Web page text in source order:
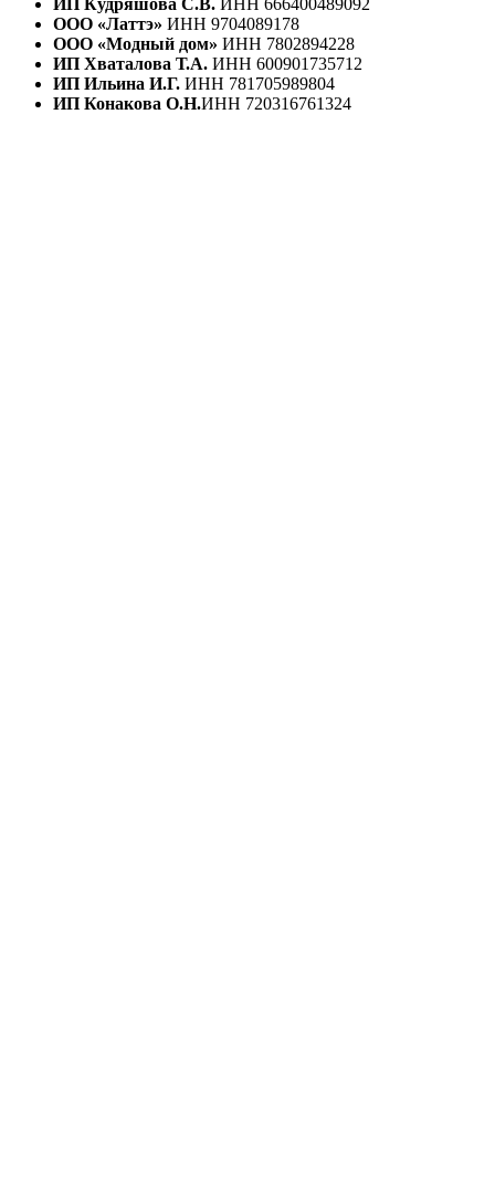
ООО «Латтэ» ИНН 9704089178
ООО «Модный дом» ИНН 7802894228
ИП Хваталова Т.А. ИНН 600901735712
ИП Ильина И.Г. ИНН 781705989804
ИП Конакова О.Н.ИНН 720316761324